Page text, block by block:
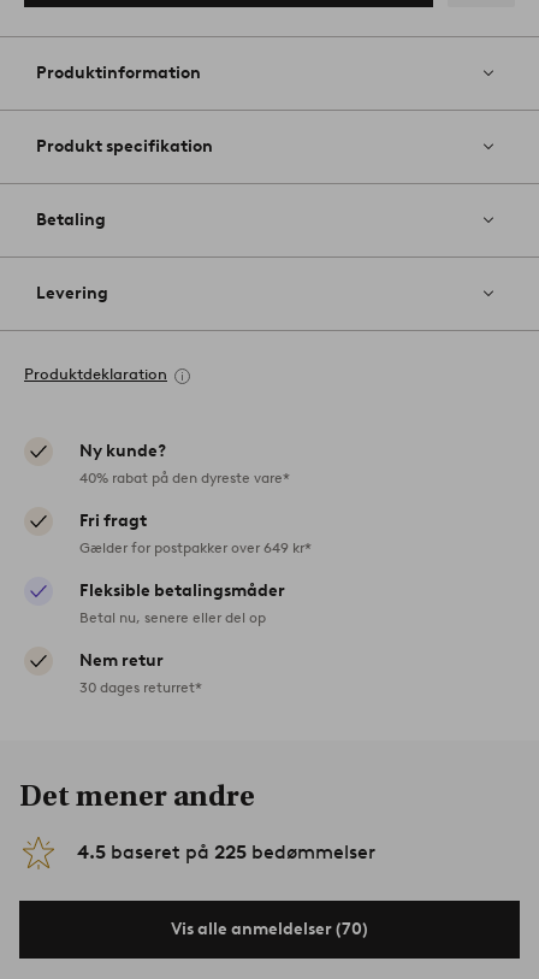
til
Produktinformation
Produkt specifikation
Betaling
Levering
Produktdeklaration
Ny kunde?
40% rabat på den dyreste vare*
Fri fragt
Gælder for postpakker over 649 kr*
Fleksible betalingsmåder
Betal nu, senere eller del op
Nem retur
30 dages returret*
Det mener andre
4.5 baseret på 225 bedømmelser
Vis alle anmeldelser (70)